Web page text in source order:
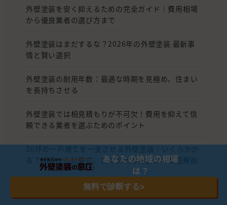
外壁塗装を安く抑えるための完全ガイド｜費用相場
から優良業者の選び方まで
外壁塗装はまだするな？2026年の外壁塗装 最新事
情と賢い選択
外壁塗装の耐用年数：最適な時期を見極め、住まい
を長持ちさせる
外壁塗装では相見積もりが不可欠！費用を抑えて信
頼できる業者を選ぶためのポイント
る？相場から計算式、安く抑える秘訣まで徹底解剖
【2026年版】外壁塗装の費用相場はいくら？10坪
あなたの地域の相場
は？
無料で診断する>